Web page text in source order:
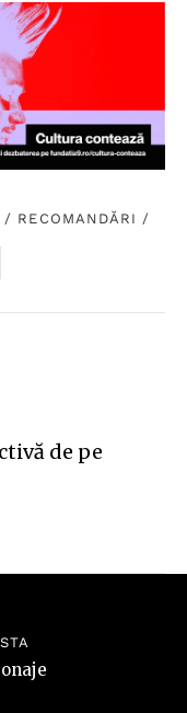
/ RECOMANDĂRI /
de pe